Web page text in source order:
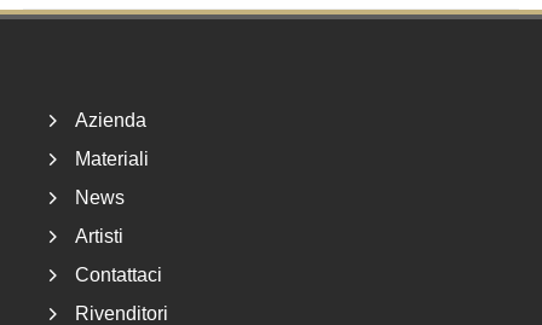
Azienda
Materiali
News
Artisti
Contattaci
Rivenditori